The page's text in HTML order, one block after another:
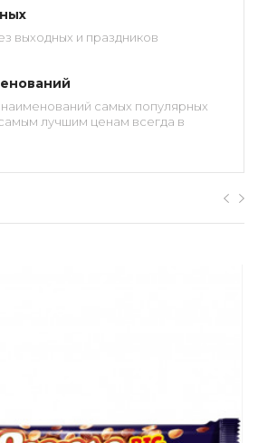
выходных и праздников
самых популярных
лучшим ценам всегда в